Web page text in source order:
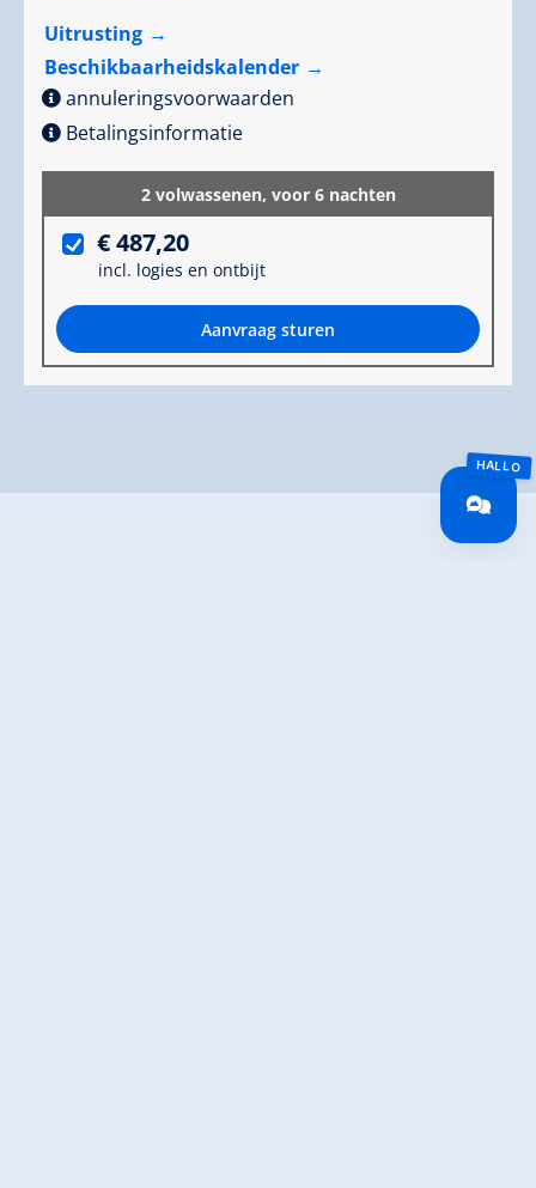
Uitrusting
Beschikbaarheidskalender
annuleringsvoorwaarden
Betalingsinformatie
2 volwassenen, voor 6 nachten
€ 487,20
incl. logies en ontbijt
Aanvraag sturen